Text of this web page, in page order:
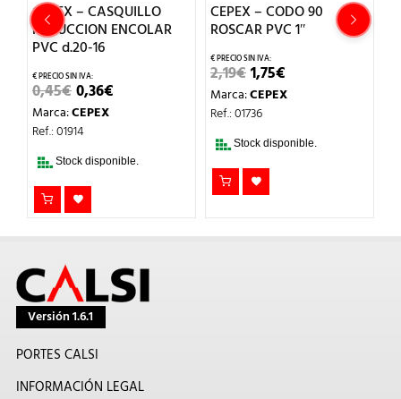
– CASQUILLO
ENCOLAR
16
EL
PRECIO
ORIGINAL
ERA:
0,36€EL
PRECIO
ACTUAL
ES:
CEPEX
disponible.
CEPEX – CODO 90
ROSCAR PVC 1″
PRECIO
ORIGINAL
ERA:
1,75€EL
PRECIO
ACTUAL
ES:
CEPEX
Stock disponible.
CEPEX –
HEMBRA
Versión 1.6.1
PORTES CALSI
INFORMACIÓN LEGAL